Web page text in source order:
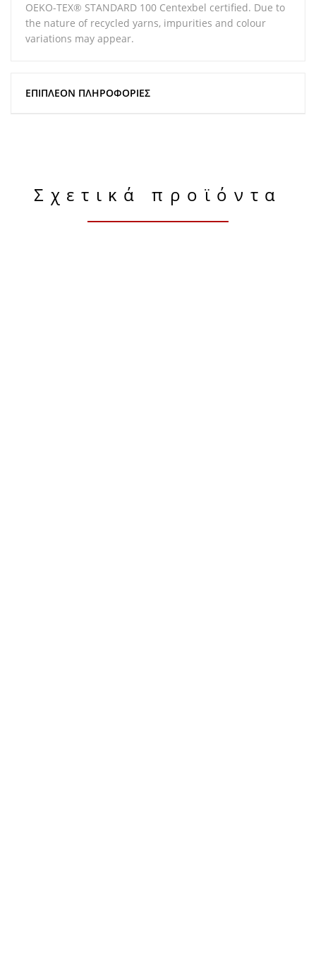
OEKO-TEX® STANDARD 100 Centexbel certified. Due to
the nature of recycled yarns, impurities and colour
variations may appear.
ΕΠΙΠΛΈΟΝ ΠΛΗΡΟΦΟΡΊΕΣ
Σχετικά προϊόντα